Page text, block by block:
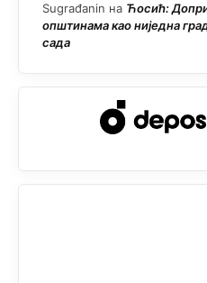
Sugrađanin на Ћосић:
општинама као ниједна
сада